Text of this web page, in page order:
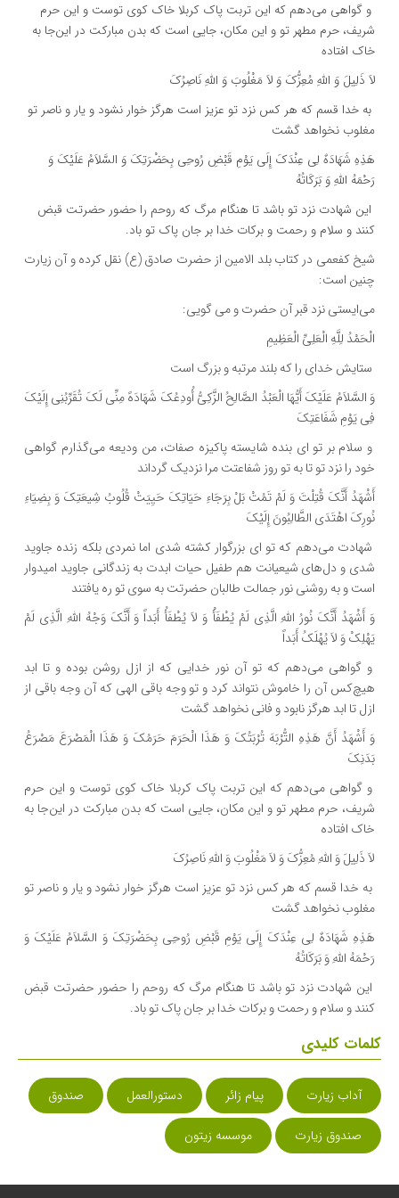
و گواهى مى‌دهم که این تربت پاک کربلا خاک کوى توست و این حرم
شریف، حرم مطهر تو و این مکان، جایى است که بدن مبارکت در این‌جا به
خاک افتاده
لاَ ذَلِیلَ وَ اللَّهِ مُعِزُّکَ وَ لاَ مَغْلُوبَ وَ اللَّهِ نَاصِرُکَ‏
به خدا قسم که هر کس نزد تو عزیز است هرگز خوار نشود و یار و ناصر تو
مغلوب نخواهد گشت
هَذِهِ شَهَادَهٌ لِی عِنْدَکَ إِلَى یَوْمِ قَبْضِ رُوحِی بِحَضْرَتِکَ وَ السَّلاَمُ عَلَیْکَ وَ
رَحْمَهُ اللَّهِ وَ بَرَکَاتُهُ
این شهادت نزد تو باشد تا هنگام مرگ که روحم را حضور حضرتت قبض
کنند و سلام و رحمت و برکات خدا بر جان پاک تو باد.
شیخ کفعمى در کتاب بلد الامین از حضرت صادق (ع) نقل کرده و آن زیارت
چنین است:
مى‏‌ایستى نزد قبر آن حضرت و مى ‌گویی:
الْحَمْدُ لِلَّهِ الْعَلِیِّ الْعَظِیمِ‏
ستایش خداى را که بلند مرتبه و بزرگ است
وَ السَّلاَمُ عَلَیْکَ أَیُّهَا الْعَبْدُ الصَّالِحُ الزَّکِیُّ أُودِعُکَ شَهَادَهً مِنِّی لَکَ تُقَرِّبُنِی إِلَیْکَ
فِی یَوْمِ شَفَاعَتِکَ‏
و سلام بر تو اى بنده شایسته پاکیزه صفات، من ودیعه مى‏‌گذارم گواهى
خود را نزد تو تا به تو روز شفاعتت مرا نزدیک گرداند
أَشْهَدُ أَنَّکَ قُتِلْتَ وَ لَمْ تَمُتْ بَلْ بِرَجَاءِ حَیَاتِکَ حَیِیَتْ قُلُوبُ شِیعَتِکَ وَ بِضِیَاءِ
نُورِکَ اهْتَدَى الطَّالِبُونَ إِلَیْکَ‏
شهادت مى‌‏دهم که تو اى بزرگوار کشته شدى اما نمردى بلکه زنده جاوید
شدى و دل‌هاى شیعیانت هم طفیل حیات ابدت به زندگانى جاوید امیدوار
است و به روشنى نور جمالت طالبان حضرتت به سوى تو ره یافتند
وَ أَشْهَدُ أَنَّکَ نُورُ اللَّهِ الَّذِی لَمْ یُطْفَأْ وَ لاَ یُطْفَأُ أَبَداً وَ أَنَّکَ وَجْهُ اللَّهِ الَّذِی لَمْ
یَهْلِکْ وَ لاَ یُهْلَکُ أَبَداً
و گواهى مى‌‏دهم که تو آن نور خدایى که از ازل روشن بوده و تا ابد
هیچ‌کس آن را خاموش نتواند کرد و تو وجه باقى الهى که آن وجه باقى از
ازل تا ابد هرگز نابود و فانى نخواهد گشت
وَ أَشْهَدُ أَنَّ هَذِهِ التُّرْبَهَ تُرْبَتُکَ وَ هَذَا الْحَرَمَ حَرَمُکَ وَ هَذَا الْمَصْرَعَ مَصْرَعُ
بَدَنِکَ‏
و گواهى مى‌دهم که این تربت پاک کربلا خاک کوى توست و این حرم
شریف، حرم مطهر تو و این مکان، جایى است که بدن مبارکت در این‌جا به
خاک افتاده
لاَ ذَلِیلَ وَ اللَّهِ مُعِزُّکَ وَ لاَ مَغْلُوبَ وَ اللَّهِ نَاصِرُکَ‏
به خدا قسم که هر کس نزد تو عزیز است هرگز خوار نشود و یار و ناصر تو
مغلوب نخواهد گشت
هَذِهِ شَهَادَهٌ لِی عِنْدَکَ إِلَى یَوْمِ قَبْضِ رُوحِی بِحَضْرَتِکَ وَ السَّلاَمُ عَلَیْکَ وَ
رَحْمَهُ اللَّهِ وَ بَرَکَاتُهُ
این شهادت نزد تو باشد تا هنگام مرگ که روحم را حضور حضرتت قبض
کنند و سلام و رحمت و برکات خدا بر جان پاک تو باد.
کلمات کلیدی
آداب زیارت پیام زائر دستورالعمل صندوق
صندوق زیارت موسسه زیتون